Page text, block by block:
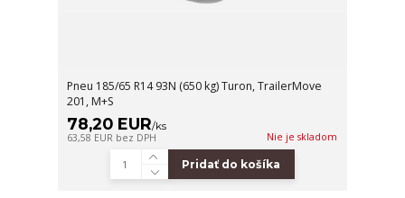
Pneu 185/65 R14 93N (650 kg) Turon, TrailerMove
201, M+S
78,20 EUR/ks
63,58 EUR bez DPH Nie je skladom
Pridať do košíka